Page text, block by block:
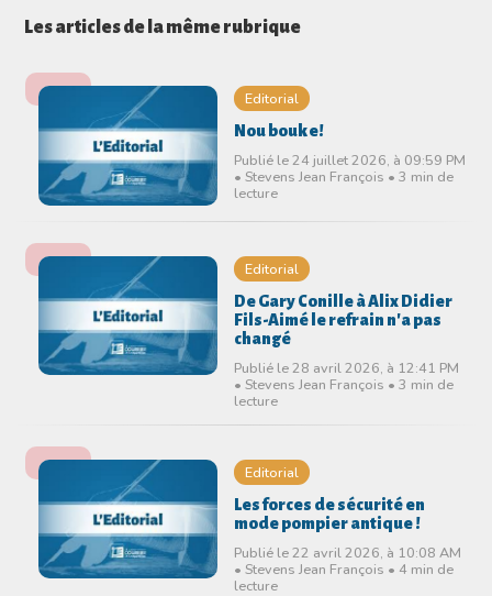
Les articles de la même rubrique
Editorial
Nou bouke!
Publié le 24 juillet 2026, à 09:59 PM
• Stevens Jean François • 3 min de
lecture
Editorial
De Gary Conille à Alix Didier
Fils-Aimé le refrain n'a pas
changé
Publié le 28 avril 2026, à 12:41 PM
• Stevens Jean François • 3 min de
lecture
Editorial
Les forces de sécurité en
mode pompier antique !
Publié le 22 avril 2026, à 10:08 AM
• Stevens Jean François • 4 min de
lecture